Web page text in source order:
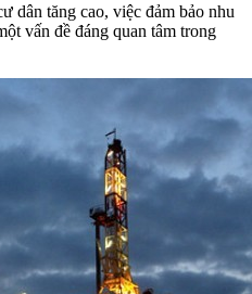
dân tăng cao, việc đảm bảo nhu
vấn đề đáng quan tâm trong